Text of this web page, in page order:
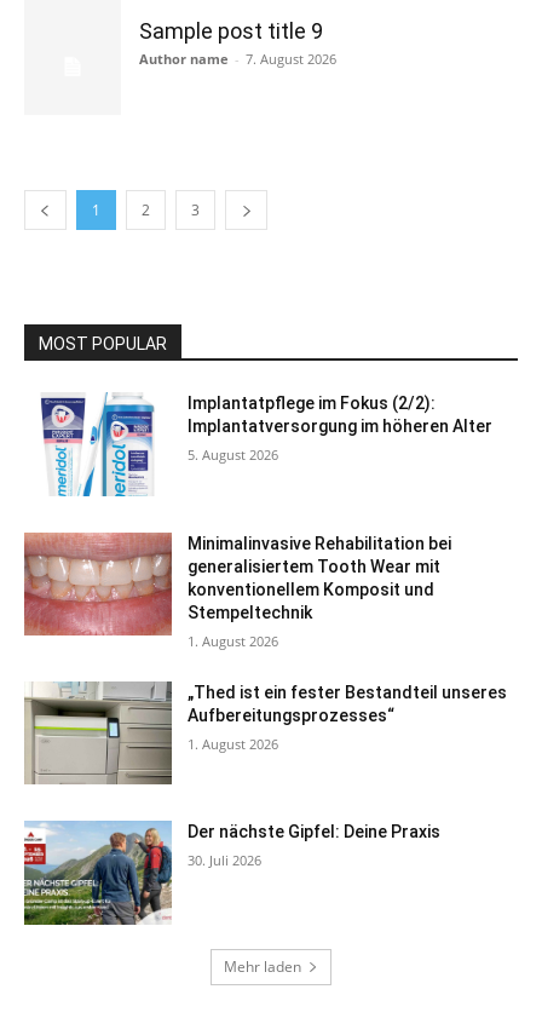
Sample post title 9
Author name - 7. August 2026
1 2 3
MOST POPULAR
Implantatpflege im Fokus (2/2):
Implantatversorgung im höheren Alter
5. August 2026
Minimalinvasive Rehabilitation bei
generalisiertem Tooth Wear mit
konventionellem Komposit und
Stempeltechnik
1. August 2026
„Thed ist ein fester Bestandteil unseres
Aufbereitungsprozesses“
1. August 2026
Der nächste Gipfel: Deine Praxis
30. Juli 2026
Mehr laden